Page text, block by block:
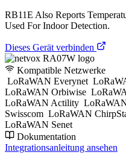
RB11E Also Reports
Used For Indoor Detection.
Dieses Gerät verbinden
Kompatible Netzwerke
LoRaWAN Everynet
LoRaWAN Orbiwise
LoRaWAN Actility
Swisscom LoRaWAN
LoRaWAN Senet
Dokumentation
Integrationsanleitung ansehen